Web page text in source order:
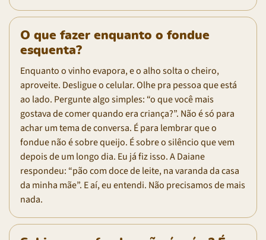
O que fazer enquanto o fondue
esquenta?
Enquanto o vinho evapora, e o alho solta o cheiro,
aproveite. Desligue o celular. Olhe pra pessoa que está
ao lado. Pergunte algo simples: “o que você mais
gostava de comer quando era criança?”. Não é só para
achar um tema de conversa. É para lembrar que o
fondue não é sobre queijo. É sobre o silêncio que vem
depois de um longo dia. Eu já fiz isso. A Daiane
respondeu: “pão com doce de leite, na varanda da casa
da minha mãe”. E aí, eu entendi. Não precisamos de mais
nada.